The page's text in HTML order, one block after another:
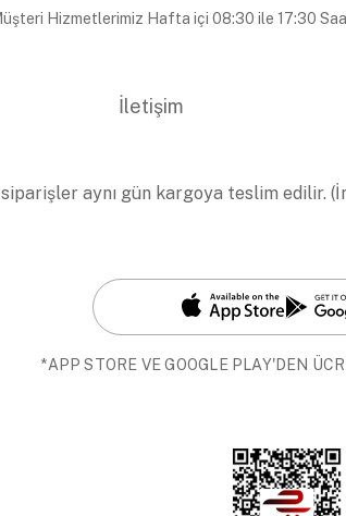
Hizmetlerimiz Hafta içi 08:30 ile 17:30
İletişim
aynı gün kargoya teslim
*APP STORE VE GOOGLE PLAY'DEN